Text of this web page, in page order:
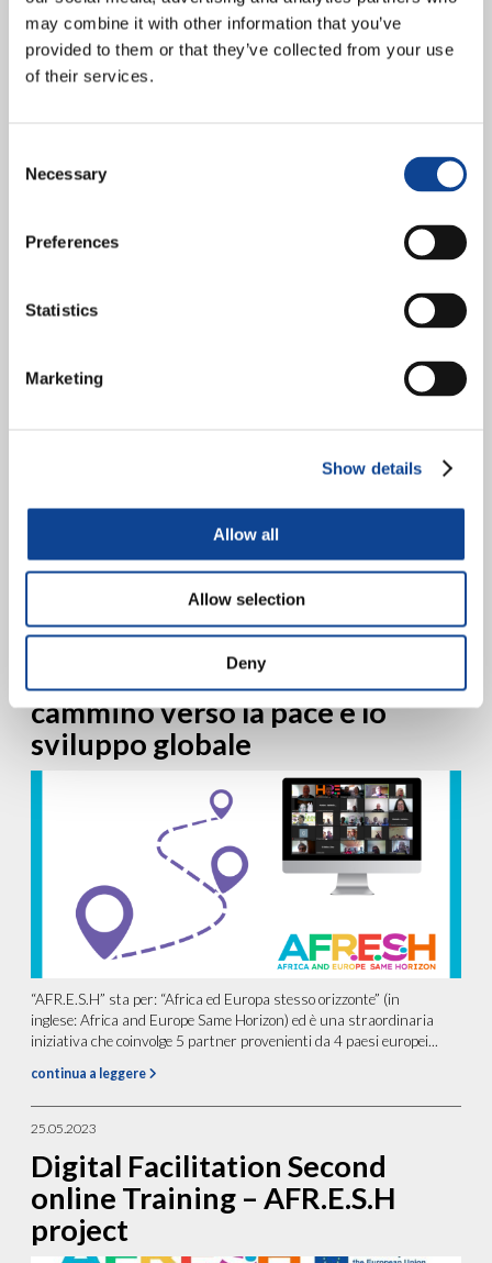
may combine it with other information that you’ve
provided to them or that they’ve collected from your use
of their services.
Selection
Necessary
Preferences
Statistics
Marketing
Show details
Allow all
Allow selection
Deny
Iscriviti ora! Registrati qui. A partire da settembre 2024, il
un’esperienza...
Imagine 140 young leaders from 14 African countries coming
together virtually, united by a shared vision of transformative
3.07.2024
Tre tappe di AFR.E.S.H: il
cammino verso la pace e lo
sviluppo globale
“AFR.E.S.H” sta per: “Africa ed Europa stesso orizzonte” (in
inglese: Africa and Europe Same Horizon) ed è una straordinaria
iniziativa che coinvolge 5 partner provenienti da 4 paesi europei...
continua a leggere
25.05.2023
Digital Facilitation Second
online Training – AFR.E.S.H
project